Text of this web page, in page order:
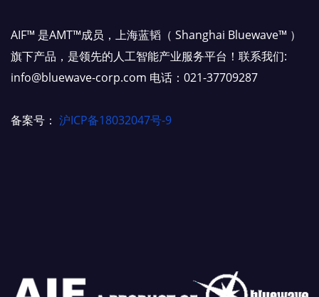
AIF™ 是AMT™成员，上海蓝韬（ Shanghai Bluewave™ ）
旗下产品，是领先的人工智能产业服务平台！联系我们:
info@bluewave-corp.com 电话：021-37709287
备案号： 沪ICP备18032047号-9